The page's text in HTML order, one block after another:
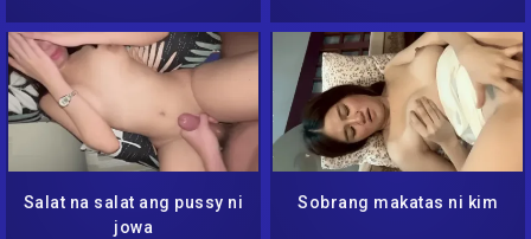
Salat na salat ang pussy ni
jowa
Sobrang makatas ni kim